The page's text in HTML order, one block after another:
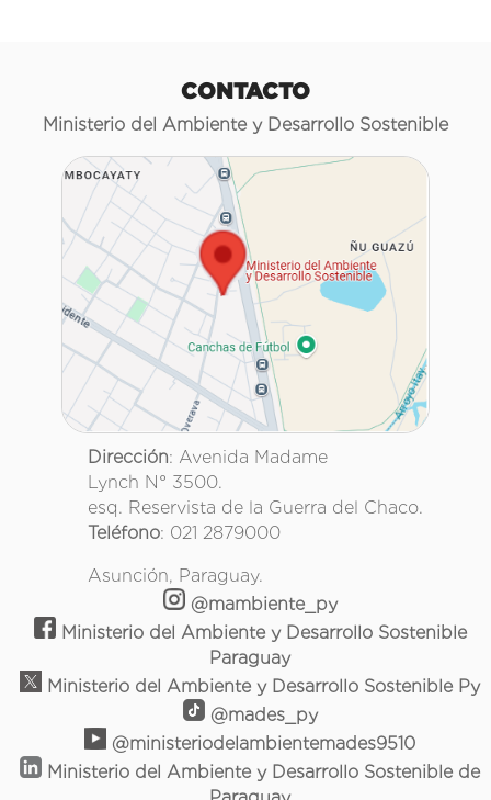
CONTACTO
Ministerio del Ambiente y Desarrollo Sostenible
Dirección: Avenida Madame
Lynch N° 3500.
esq. Reservista de la Guerra del Chaco.
Teléfono: 021 2879000
Asunción, Paraguay.
@mambiente_py
Ministerio del Ambiente y Desarrollo Sostenible
Paraguay
Ministerio del Ambiente y Desarrollo Sostenible Py
@mades_py
@ministeriodelambientemades9510
Ministerio del Ambiente y Desarrollo Sostenible de